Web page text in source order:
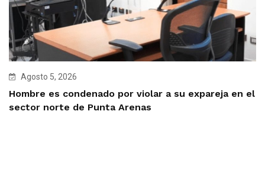
Agosto 5, 2026
Hombre es condenado por violar a su expareja en el
sector norte de Punta Arenas